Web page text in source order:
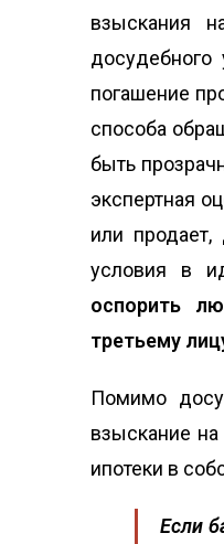
взыскания
досудебного
погашение
способа
быть
экспертная
или
условия в
оспорить
третьему
Помимо
взыскание
ипотеки в
Если